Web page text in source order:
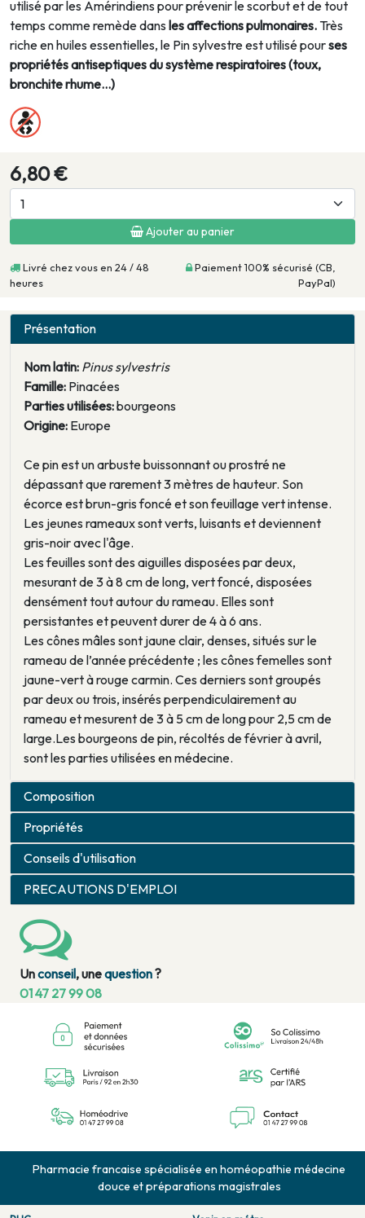
utilisé par les Amérindiens pour prévenir le scorbut et de tout
temps comme remède dans les affections pulmonaires. Très
riche en huiles essentielles, le Pin sylvestre est utilisé pourses
propriétés antiseptiques du système respiratoires (toux,
bronchite rhume...)
6,80 €
Ajouter au panier
Livré chez vous en 24 / 48
heures
Paiement 100% sécurisé (CB,
PayPal)
Présentation
Nom latin: Pinus sylvestris
Famille: Pinacées
Parties utilisées:bourgeons
Origine: Europe
Ce pin est un arbuste buissonnant ou prostré ne
dépassant que rarement 3 mètres de hauteur. Son
écorce est brun-gris foncé et son feuillage vert intense.
Les jeunes rameaux sont verts, luisants et deviennent
gris-noir avec l'âge.
Les feuilles sont des aiguilles disposées par deux,
mesurant de 3 à 8 cm de long, vert foncé, disposées
densément tout autour du rameau. Elles sont
persistantes et peuvent durer de 4 à 6 ans.
Les cônes mâles sont jaune clair, denses, situés sur le
rameau de l’année précédente ; les cônes femelles sont
jaune-vert à rouge carmin. Ces derniers sont groupés
par deux ou trois, insérés perpendiculairement au
rameau et mesurent de 3 à 5 cm de long pour 2,5 cm de
large.Les bourgeons de pin, récoltés de février à avril,
sont les parties utilisées en médecine.
Composition
Propriétés
Conseils d'utilisation
PRECAUTIONS D'EMPLOI
Unconseil, unequestion?
01 47 27 99 08
Pharmacie francaise spécialisée en homéopathie médecine
douce et préparations magistrales